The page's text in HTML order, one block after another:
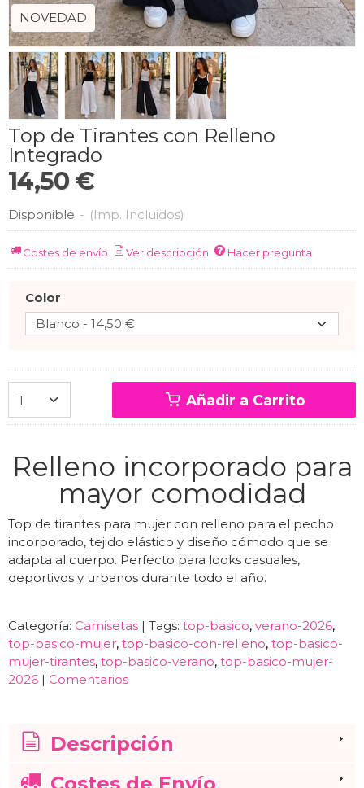
NOVEDAD
Top de Tirantes con Relleno
Integrado
14,50 €
Disponible - (Imp. Incluidos)
Costes de envío Ver descripción Hacer pregunta
Color
Añadir a Carrito
Relleno incorporado para
mayor comodidad
Top de tirantes para mujer con relleno para el pecho
incorporado, tejido elástico y diseño cómodo que se
adapta al cuerpo. Perfecto para looks casuales,
deportivos y urbanos durante todo el año.
Categoría: Camisetas | Tags: top-basico verano-2026
top-basico-mujer top-basico-con-relleno top-basico-
mujer-tirantes top-basico-verano top-basico-mujer-
2026 | Comentarios
Descripción